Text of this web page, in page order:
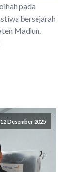
pada
bersejarah
Madiun.
12 Desember 2025